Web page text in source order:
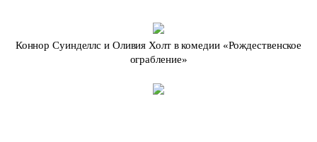
Коннор Суинделлс и Оливия Холт в комедии «Рождественское
ограбление»